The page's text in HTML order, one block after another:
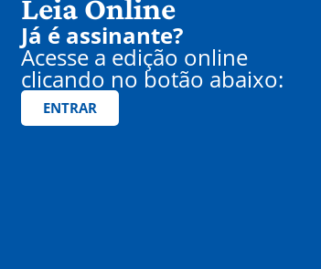
Leia Online
Já é assinante?
Acesse a edição online
clicando no botão abaixo:
ENTRAR